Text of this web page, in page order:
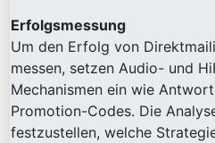
Erfolgsmessung
Um den Erfolg von
messen, setzen Audio- und
Mechanismen ein wie
Promotion-Codes. Die
festzustellen, welche